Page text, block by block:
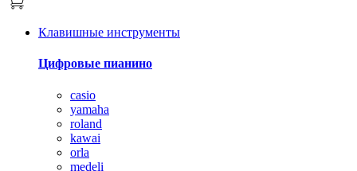
Клавишные инструменты
Цифровые пианино
casio
yamaha
roland
kawai
orla
medeli